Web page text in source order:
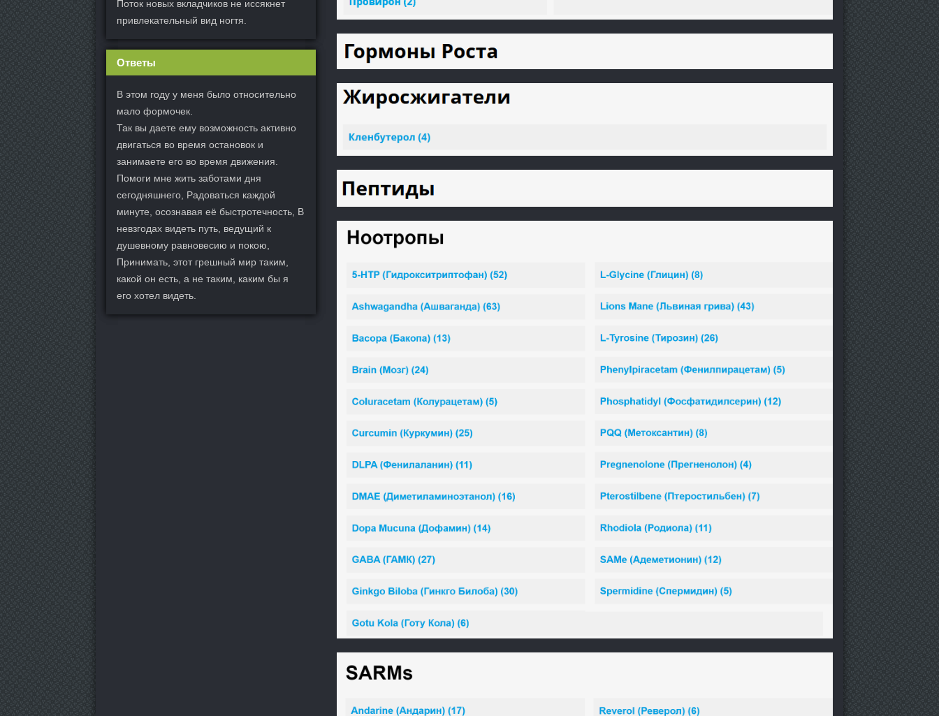
Поток новых вкладчиков не иссякнет
привлекательный вид ногтя.
Ответы
В этом году у меня было относительно
мало формочек.
Так вы даете ему возможность активно
двигаться во время остановок и
занимаете его во время движения.
Помоги мне жить заботами дня
сегодняшнего, Радоваться каждой
минуте, осознавая её быстротечность, В
невзгодах видеть путь, ведущий к
душевному равновесию и покою,
Принимать, этот грешный мир таким,
какой он есть, а не таким, каким бы я
его хотел видеть.